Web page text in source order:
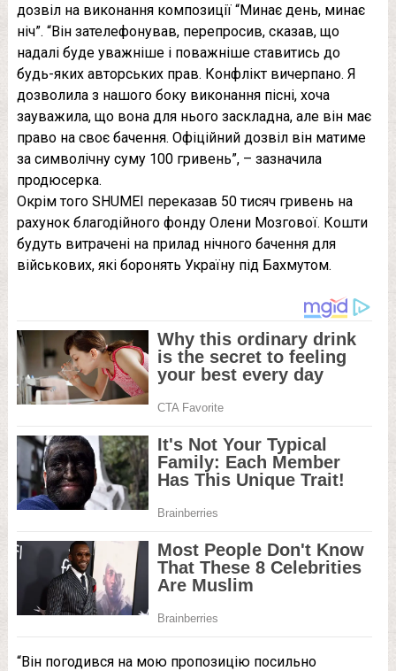
дозвіл на виконання композиції “Минає день, минає
ніч”. “Він зателефонував, перепросив, сказав, що
надалі буде уважніше і поважніше ставитись до
будь-яких авторських прав. Конфлікт вичерпано. Я
дозволила з нашого боку виконання пісні, хоча
зауважила, що вона для нього заскладна, але він має
право на своє бачення. Офіційний дозвіл він матиме
за символічну суму 100 гривень”, – зазначила
продюсерка.
Окрім того SHUMEI переказав 50 тисяч гривень на
рахунок благодійного фонду Олени Мозгової. Кошти
будуть витрачені на прилад нічного бачення для
військових, які боронять Україну під Бахмутом.
“Він погодився на мою пропозицію посильно